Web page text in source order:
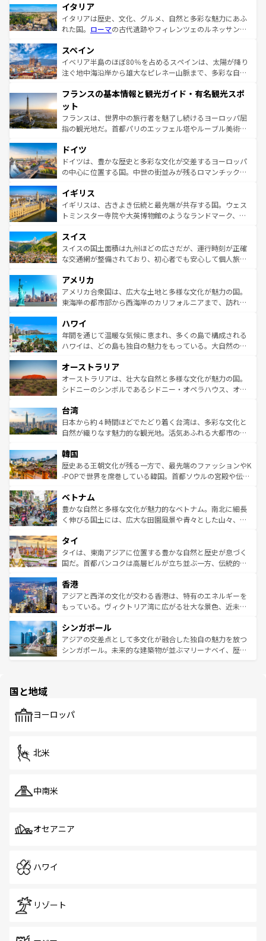
イタリア
イタリアは歴史、文化、グルメ、自然と多彩な魅力にあふ
れた国。 ローマの古代遺跡やフィレンツェのルネッサンス
ろん、トスカーナの美しい田園風景やアマルフィ海岸の絶
景など、自然景観も見逃せない。観光の合間には、本場の
ピザやパスタなど、絶品のイタリア料理を堪能することも
ませてくれるイタリアで、忘れられない旅をしてみよう！
なお、新着のイタリア情報は
しい。
スペイン
イベリア半島のほぼ80％を占めるスペインは、太陽が降り
注ぐ地中海沿岸から雄大なピレネー山脈まで、多彩な自然
文化が根付くこの国では、情熱的なフラメンコ、熱気あふ
れる闘牛、そして美味しいタパスが生活の一部となってい
る。首都マドリードの洗練された雰囲気や、バルセロナの
アートに溢れた街角から、地方では古代ローマ遺跡や中世
せる。地方によって風土や気候が異なるスペインはその個
性で訪れる人を魅了する。 なお、新着のスペイン情報は コ
ンテンツ一覧を参照してほしい。
フランスの基本情報と観光ガイド・有名観光スポ
ット
フランスは、世界中の旅行者を魅了し続けるヨーロッパ屈
指の観光地だ。首都パリのエッフェル塔やルーブル美術館
で、幅広い魅力が詰まっている。華麗な宮殿、歴史的な大
聖堂、美しいビーチ、そして豊かな自然が、訪れる者を心
から魅了する。また、フランスは美食の国としても知ら
いる。シャンパンの発祥地であるランス、プロヴァンスの
香り高いラベンダー畑など、多彩な楽しみ方が可能だ。さ
らに、パリ以外の地域にも魅力が溢れており、どの街角に
れる地方に足を運ぶとそれぞれで全く異なる文化を体験で
きるだろう。 なお、新着のフランス情報はコンテンツ一覧
を参照してほしい。
ドイツ
ドイツは、豊かな歴史と多彩な文化が交差するヨーロッパ
の中心に位置する国。中世の街並みが残るロマンチック街
顔を持つこの国は、どこを歩いても飽きることがない。ベ
ルリンの文化的活気、バイエルン州のアルプスの絶景、そ
してライン川沿いのワイン畑といった風景は必見。ビール
は、お酒好きな人にはぜひ体験してほしい。 なお、新着の
ドイツ情報はコンテンツ一覧を参照してほしい。
イギリス
イギリスは、古きよき伝統と最先端が共存する国。ウェス
トミンスター寺院や大英博物館のようなランドマーク、歴
リアごとに異なる魅力がある。また、優雅なアフタヌーン
ティー、ビール好きにはたまらない英国パブ、サッカー観
戦など、本場だからこそできる体験も豊富。イギリスを旅
ンツ一覧を参照してほしい。
スイス
スイスの国土面積は九州ほどの広さだが、運行時刻が正確
な交通網が整備されており、初心者でも安心して個人旅行
の建物がそのまま残る町や、スイスならではのユニークな
博物館もあり、アルプス観光だけでなく町歩きも満喫する
ことができる。国民の所得が高いため物価も高いが、旅行
ば市内交通費無料で観光を楽しむこともできる。 なお、新
着のスイス情報はコンテンツ一覧 を参照してほしい。
アメリカ
アメリカ合衆国は、広大な土地と多様な文化が魅力の国。
東海岸の都市部から西海岸のカリフォルニアまで、訪れる
のような巨大都市は、観光、ショッピング、エンターテイ
ンメントが詰まった刺激的なスポットだ。一方、アメリカ
西部には大自然が広がり、グランドキャニオンやイエロー
部のニューオーリンズでは、音楽と美食が融合した独特の
文化が魅力。旅行者はアメリカの各地域で異なる魅力を楽
しみながら、その多様性と豊かな歴史を感じることができ
ならではの贅沢な旅のスタイルだ。 なお、新着のアメリカ
情報はコンテンツ一覧を参照してほしい。
ハワイ
年間を通じて温暖な気候に恵まれ、多くの島で構成される
ハワイは、どの島も独自の魅力をもっている。大自然の神
ワイ島は見逃せない。また、定番の観光地といえばオアフ
島だが、静かな自然を求めるならマウイ島やカウアイ島が
おすすめ。エメラルドグリーンに輝く海をはじめ、豊かな
れるおもてなしの心で訪れる人々を迎えてくれるハワイの
人々、おいしいローカルフードやハワイアンミュージッ
ク、伝統的なフラダンスなど、すべてがハワイの魅力を彩
ワイを、存分に味わってほしい。 なお、新着のハワイ情報
はコンテンツ一覧を参照してほしい。
オーストラリア
オーストラリアは、壮大な自然と多様な文化が魅力の国。
シドニーのシンボルであるシドニー・オペラハウス、オー
リアリーフや大陸中央部にそびえるウルル（エアーズロッ
ク）、タスマニアの美しい原生林やケアンズの熱帯雨林な
ど、見どころがたくさん。また、カフェやワイン、オージ
いる。アクティビティも充実しており、サーフィンやダイ
ビング、ハイキングなど、アウトドア好きにはたまらな
い。オーストラリアの多彩な魅力を存分に味わいつくそ
参照してほしい。
台湾
日本から約４時間ほどでたどり着く台湾は、多彩な文化と
自然が織りなす魅力的な観光地。活気あふれる大都市の台
ン）、静ひつな山岳地帯である台湾東部など、都市の喧騒
と山間の静けさが共存しており、訪れる人に新しい発見と
驚きをもたらしてくれる。また、奥深い台湾の食文化も魅
容にもいいと評判のスイーツなど、バラエティ豊かな料理
が味わえる。 なお、新着の台湾情報は コンテンツ一覧を参
照してほしい。
韓国
歴史ある王朝文化が残る一方で、最先端のファッションやK
-POPで世界を席巻している韓国。首都ソウルの宮殿や伝統
き、地方に足を延ばせば四季折々の自然美を楽しむことが
できる。そして、キムチや焼肉、絶品のストリートフード
まで、さまざまな韓国料理が待っている。夜には、韓国な
リティに包まれながら、韓国の多彩な魅力を心ゆくまで味
わってみてほしい。 なお、新着の韓国情報はコンテンツ一
覧を参照してほしい。
ベトナム
豊かな自然と多様な文化が魅力的なベトナム。南北に細長
く伸びる国土には、広大な田園風景や青々とした山々、世
急速な発展と共に伝統が息づく。ハノイの古い町並みやホ
ーチミン市のフランス統治時代の建物も、独特の雰囲気を
醸し出している。また、バラエティの豊かさとおいしさで
とつ。フォーやバインミー、ベトナムコーヒーなどは、ぜ
ひ現地で味わいたい。どの地域を訪れてもあたたかい人々
が旅行者を迎えてくれるので、きっと忘れられない旅にな
参照してほしい。
タイ
タイは、東南アジアに位置する豊かな自然と歴史が息づく
国だ。首都バンコクは高層ビルが立ち並ぶ一方、伝統的な
の活気が交差している。北部ではチェンマイなどの山岳地
帯で自然と触れ合い、南部ではプーケットやクラビの美し
いビーチでリゾート気分を楽しむことができる。タイ料理
激する。気候は一年中温暖で、どの季節にも異なる楽しみ
が待っている。親しみやすいタイの人々、仏教を中心とし
た文化、そして多様な観光資源が、訪れる旅人を魅了し続
香港
アジアと西洋の文化が交わる香港は、特有のエネルギーを
もっている。ヴィクトリア湾に広がる壮大な景色、近未来
み、どこを訪れても感動するはず。観光スポットが密集し
ており、効率よく見どころを回れるのも魅力。息をのむよ
うな絶景から文化的な体験まで、香港を存分に楽しみ尽く
シンガポール
アジアの交差点として多文化が融合した独自の魅力を放つ
シンガポール。未来的な建築物が並ぶマリーナベイ、歴史
で、ホーカーズは地元の風情を楽しめる外せないスポット
国と地域
ヨーロッパ
北米
中南米
オセアニア
ハワイ
リゾート